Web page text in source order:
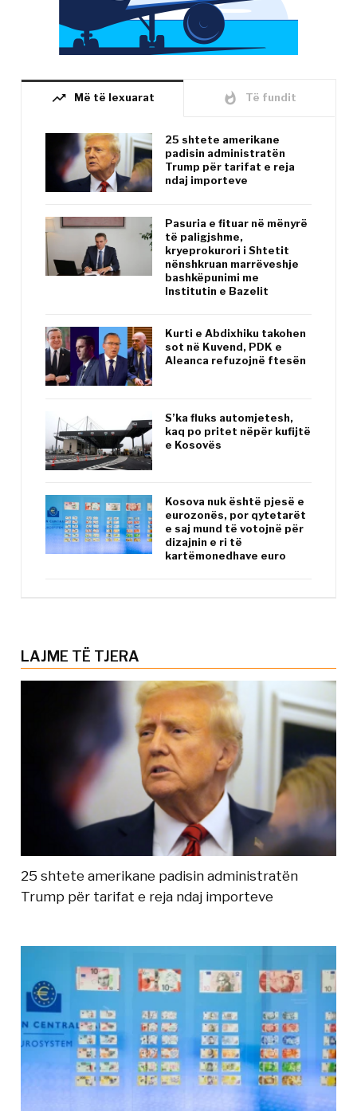
trending_up Më të lexuarat whatshot Të fundit
25 shtete amerikane
padisin administratën
Trump për tarifat e reja
ndaj importeve
Pasuria e fituar në mënyrë
të paligjshme,
kryeprokurori i Shtetit
nënshkruan marrëveshje
bashkëpunimi me
Institutin e Bazelit
Kurti e Abdixhiku takohen
sot në Kuvend, PDK e
Aleanca refuzojnë ftesën
S’ka fluks automjetesh,
kaq po pritet nëpër kufijtë
e Kosovës
Kosova nuk është pjesë e
eurozonës, por qytetarët
e saj mund të votojnë për
dizajnin e ri të
kartëmonedhave euro
LAJME TË TJERA
25 shtete amerikane padisin administratën
Trump për tarifat e reja ndaj importeve